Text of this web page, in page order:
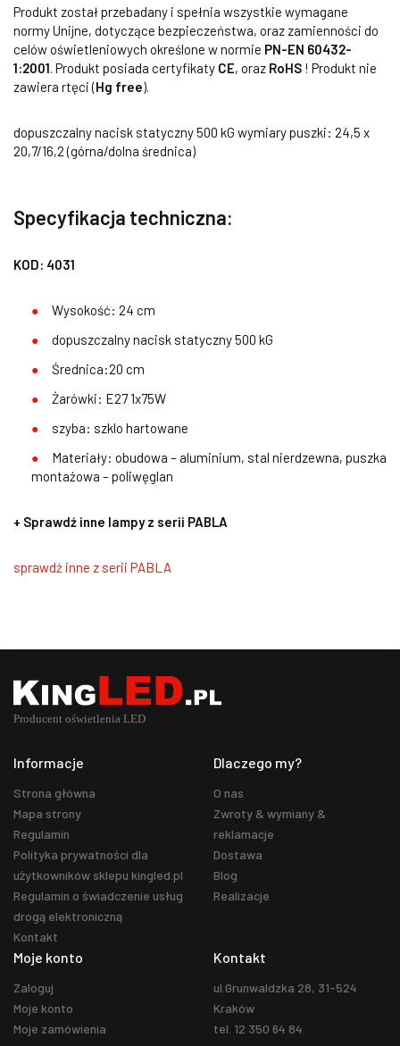
Produkt został przebadany i spełnia wszystkie wymagane
normy Unijne, dotyczące bezpieczeństwa, oraz zamienności do
celów oświetleniowych określone w normie PN-EN 60432-
1:2001. Produkt posiada certyfikaty CE, oraz RoHS ! Produkt nie
zawiera rtęci (Hg free).
dopuszczalny nacisk statyczny 500 kG wymiary puszki: 24,5 x
20,7/16,2 (górna/dolna średnica)
Specyfikacja techniczna:
KOD: 4031
Wysokość: 24 cm
dopuszczalny nacisk statyczny 500 kG
Średnica:20 cm
Żarówki: E27 1x75W
szyba: szklo hartowane
Materiały: obudowa – aluminium, stal nierdzewna, puszka
montażowa – poliwęglan
+ Sprawdź inne lampy z serii PABLA
sprawdź inne z serii PABLA
Informacje
Strona główna
Mapa strony
Regulamin
Polityka prywatności dla
użytkowników sklepu kingled.pl
Regulamin o świadczenie usług
drogą elektroniczną
Kontakt
Dlaczego my?
O nas
Zwroty & wymiany &
reklamacje
Dostawa
Blog
Realizacje
Moje konto
Zaloguj
Moje konto
Moje zamówienia
Kontakt
ul.Grunwaldzka 28, 31-524
Kraków
tel. 12 350 64 84